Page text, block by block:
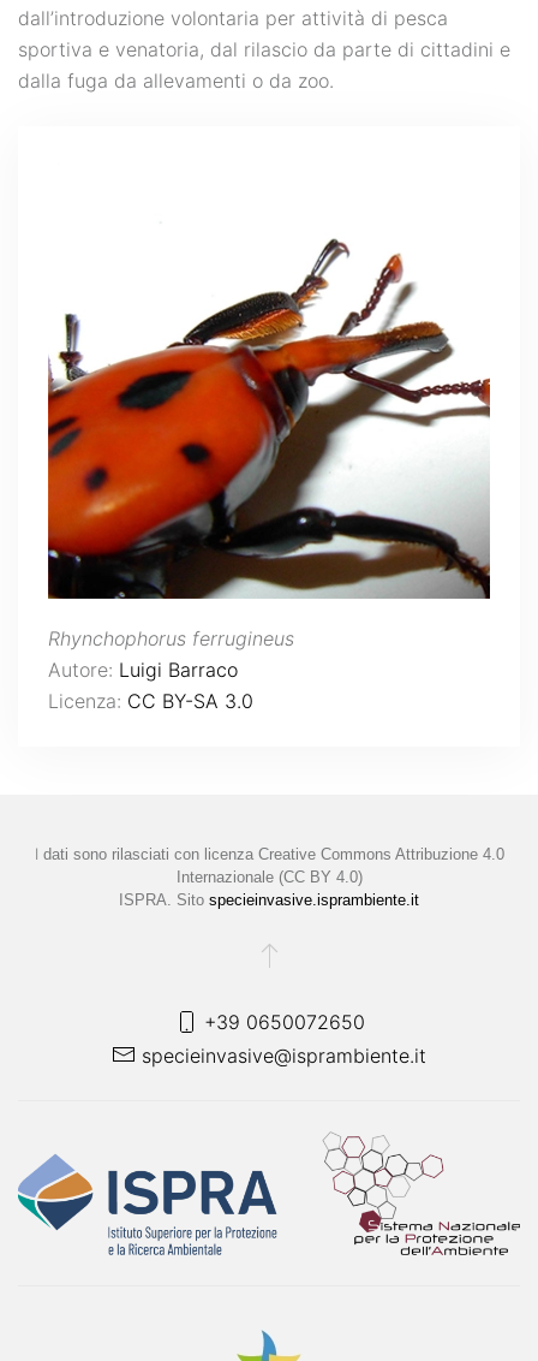
dall’introduzione volontaria per attività di pesca
sportiva e venatoria, dal rilascio da parte di cittadini e
dalla fuga da allevamenti o da zoo.
Rhynchophorus ferrugineus
Autore: Luigi Barraco
Licenza: CC BY-SA 3.0
I dati sono rilasciati con licenza Creative Commons Attribuzione 4.0
Internazionale (CC BY 4.0)
ISPRA. Sito specieinvasive.isprambiente.it
+39 0650072650
specieinvasive@isprambiente.it